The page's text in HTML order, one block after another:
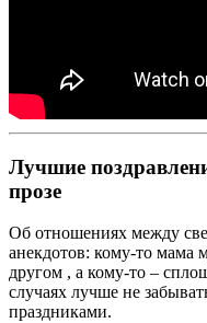
Лучшие
прозе
Об отношениях между
анекдотов: кому-то мама
другом , а кому-то –
случаях лучше не
праздниками.